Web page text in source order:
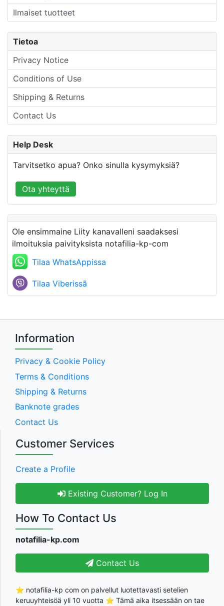
Ilmaiset tuotteet
Tietoa
Privacy Notice
Conditions of Use
Shipping & Returns
Contact Us
Help Desk
Tarvitsetko apua? Onko sinulla kysymyksiä?
Ota yhteyttä
Ole ensimmaine Liity kanavalleni saadaksesi
ilmoituksia paivityksista notafilia-kp-com
Tilaa WhatsAppissa
Tilaa Viberissã
Information
Privacy & Cookie Policy
Terms & Conditions
Shipping & Returns
Banknote grades
Contact Us
Customer Services
Create a Profile
Existing Customer? Log In
How To Contact Us
notafilia-kp.com
Contact Us
⭐ notafilia-kp com on palvellut luotettavasti setelien
keruuyhteisöä yli 10 vuotta ⭐ Tämä aika itsessään on tae